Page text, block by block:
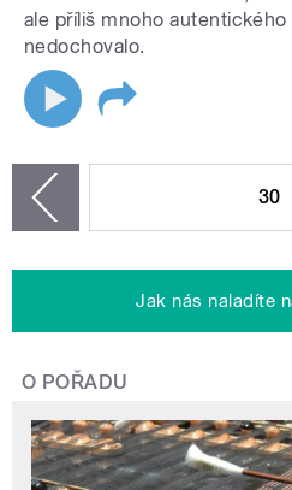
ale příliš mnoho
nedochovalo.
30
Jak nás naladíte
O POŘADU